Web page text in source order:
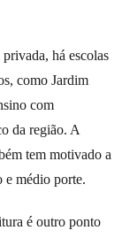
há escolas
como Jardim
com
da região. A
tem motivado a
e médio porte.
é outro ponto